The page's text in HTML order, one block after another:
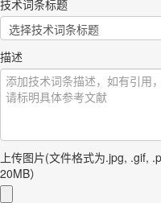
技术词条标题
描述
上传图片(文件格式为.jpg, .gif,
20MB）